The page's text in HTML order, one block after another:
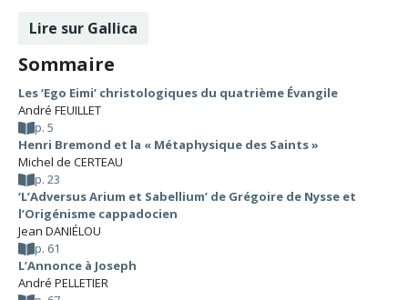
Lire sur Gallica
Sommaire
Les ‘Ego Eimi’ christologiques du quatrième Évangile
André FEUILLET
p. 5
Henri Bremond et la « Métaphysique des Saints »
Michel de CERTEAU
p. 23
‘L’Adversus Arium et Sabellium’ de Grégoire de Nysse et
l’Origénisme cappadocien
Jean DANIÉLOU
p. 61
L’Annonce à Joseph
André PELLETIER